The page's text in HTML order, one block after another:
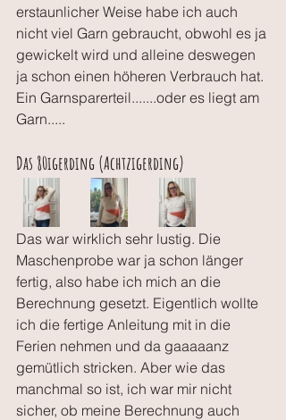
erstaunlicher Weise habe ich auch
nicht viel Garn gebraucht, obwohl es ja
gewickelt wird und alleine deswegen
ja schon einen höheren Verbrauch hat.
Ein Garnsparerteil.......oder es liegt am
Garn.....
Das 80igerding (Achtzigerding)
Das war wirklich sehr lustig. Die
Maschenprobe war ja schon länger
fertig, also habe ich mich an die
Berechnung gesetzt. Eigentlich wollte
ich die fertige Anleitung mit in die
Ferien nehmen und da gaaaaanz
gemütlich stricken. Aber wie das
manchmal so ist, ich war mir nicht
sicher, ob meine Berechnung auch